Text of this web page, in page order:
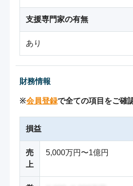
支援専門家の有無
あり
財務情報
※会員登録で全ての項目をご確
損益
売
上
5,000万円〜1億円